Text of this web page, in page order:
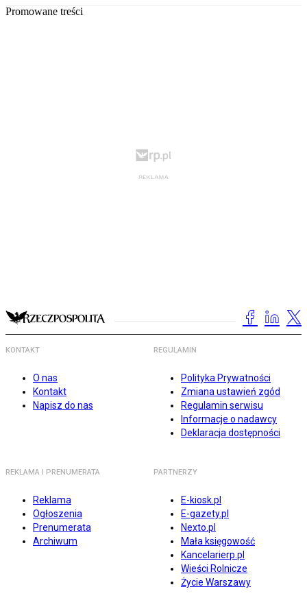
Promowane treści
KONTAKT
O nas
Kontakt
Napisz do nas
REGULAMIN
Polityka Prywatności
Zmiana ustawień zgód
Regulamin serwisu
Informacje o nadawcy
Deklaracja dostępności
REKLAMA I PRENUMERATA
Reklama
Ogłoszenia
Prenumerata
Archiwum
PARTNERZY
E-kiosk.pl
E-gazety.pl
Nexto.pl
Mała księgowość
Kancelarierp.pl
Wieści Rolnicze
Życie Warszawy